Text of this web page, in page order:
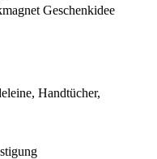
Handtücher,